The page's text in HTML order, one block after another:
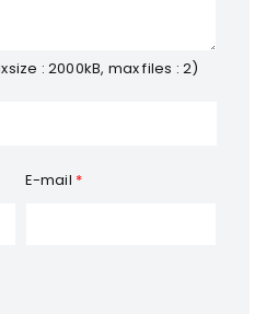
: 2000kB, max files : 2)
E-mail *